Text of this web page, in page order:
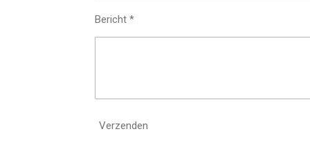
Bericht *
Verzenden